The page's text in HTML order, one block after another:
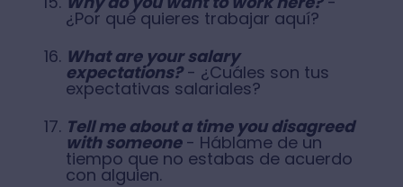
¿Por qué quieres trabajar aquí?
What are your salary
expectations?- ¿Cuáles son tus
expectativas salariales?
Tell me about a time you disagreed
with someone- Háblame de un
tiempo que no estabas de acuerdo
con alguien.